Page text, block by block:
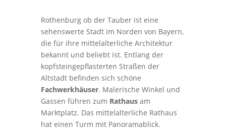
Rothenburg ob der Tauber ist eine
sehenswerte Stadt im Norden von Bayern,
die für ihre mittelalterliche Architektur
bekannt und beliebt ist. Entlang der
kopfsteingepflasterten Straßen der
Altstadt befinden sich schöne
Fachwerkhäuser. Malerische Winkel und
Gassen führen zum Rathausam
Marktplatz. Das mittelalterliche Rathaus
hat einen Turm mit Panoramablick.